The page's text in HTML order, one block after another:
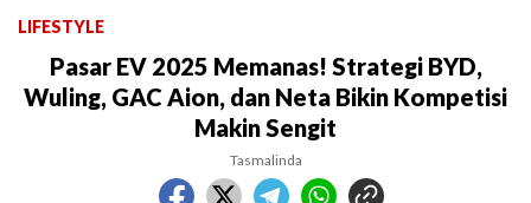
LIFESTYLE
Pasar EV 2025 Memanas! Strategi BYD,
Wuling, GAC Aion, dan Neta Bikin Kompetisi
Makin Sengit
Tasmalinda